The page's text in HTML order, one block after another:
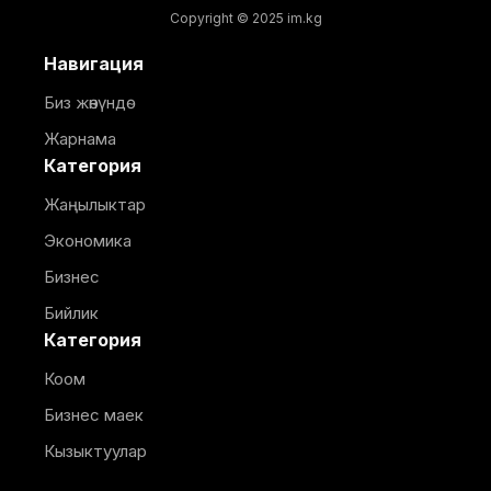
Copyright © 2025 im.kg
Навигация
Биз жөнүндө
Жарнама
Категория
Жаңылыктар
Экономика
Бизнес
Бийлик
Категория
Коом
Бизнес маек
Кызыктуулар